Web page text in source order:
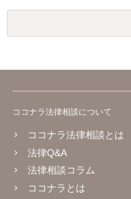
ココナラ法律相談について
ココナラ法律相談とは
法律Q&A
法律相談コラム
ココナラとは